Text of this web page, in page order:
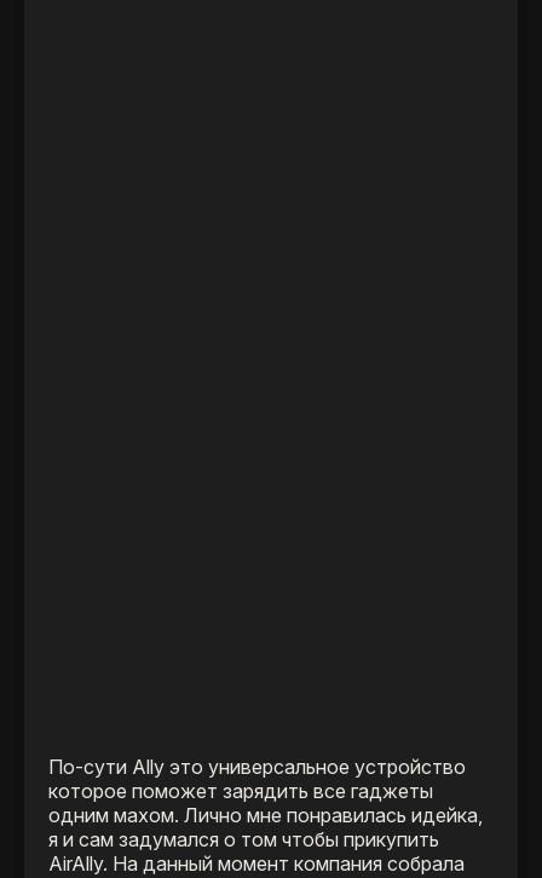
По-сути Ally это универсальное устройство
которое поможет зарядить все гаджеты
одним махом. Лично мне понравилась идейка,
я и сам задумался о том чтобы прикупить
AirAlly. На данный момент компания собрала